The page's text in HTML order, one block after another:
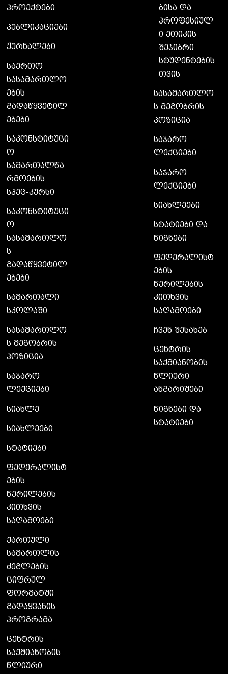
პროექტები
პუბლიკაციები
ჟურნალები
საერთო
სასამართლო
ების
გადაწყვეტილ
ებები
საკონსტიტუცი
ო
სამართალწა
რმოების
სპეც-კურსი
საკონსტიტუცი
ო
სასამართლო
ს
გადაწყვეტილ
ებები
სამართალი
სკოლაში
სასამართლო
ს მეგობრის
პოზიცია
საჯარო
ლექციები
სიახლე
სიახლეები
სტატიები
ფედერალისტ
ების
წერილების
კითხვის
საღამოები
ქართული
სამართლის
ძეგლების
ციფრულ
ფორმატში
გადაყვანის
პროგრამა
ცენტრის
საქმიანობის
წლიური
ბისა და
პროფესიულ
ი ეთიკის
შეჯიბრი
სტუდენტების
თვის
სასამართლო
ს მეგობრის
პოზიცია
საჯარო
ლექციები
საჯარო
ლექციები
სიახლეები
სტატიები და
წიგნები
ფედერალისტ
ების
წერილების
კითხვის
საღამოები
ჩვენ შესახებ
ცენტრის
საქმიანობის
წლიური
ანგარიშები
წიგნები და
სტატიები